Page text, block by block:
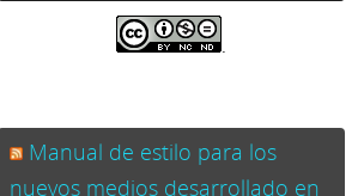
.
Manual de estilo para los
nuevos medios desarrollado en